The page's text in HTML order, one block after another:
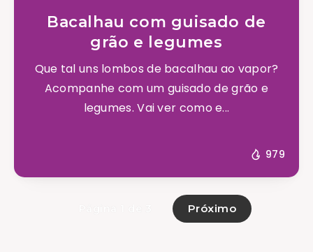
Bacalhau com guisado de
grão e legumes
Que tal uns lombos de bacalhau ao vapor?
Acompanhe com um guisado de grão e
legumes. Vai ver como e...
979
Próximo